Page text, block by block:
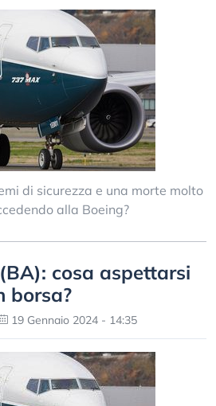
di sicurezza e una morte molto
alla Boeing?
cosa aspettarsi
borsa?
19 Gennaio 2024 - 14:35